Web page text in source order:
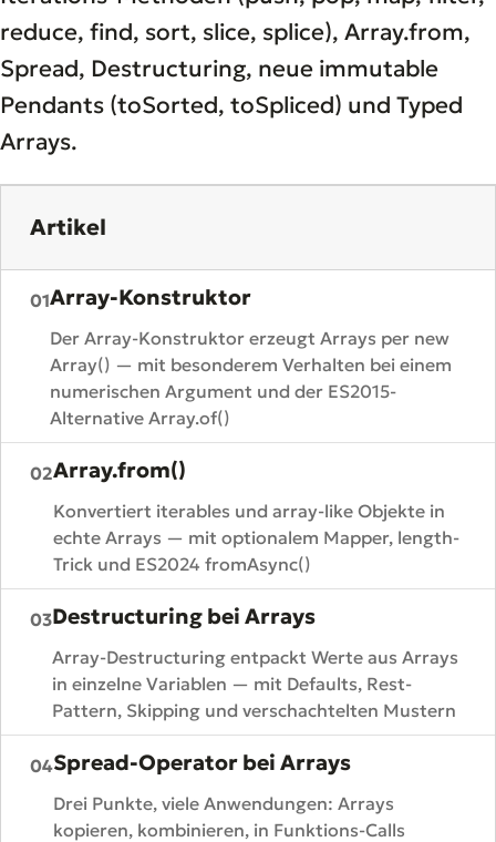
Tools
Welten
reduce, find, sort, slice, splice), Array.from,
Spread, Destructuring, neue immutable
Pendants (toSorted, toSpliced) und Typed
Arrays.
Artikel
01Array-Konstruktor
Der Array-Konstruktor erzeugt Arrays per new
Array() — mit besonderem Verhalten bei einem
numerischen Argument und der ES2015-
Alternative Array.of()
02Array.from()
Konvertiert iterables und array-like Objekte in
echte Arrays — mit optionalem Mapper, length-
Trick und ES2024 fromAsync()
03Destructuring bei Arrays
Array-Destructuring entpackt Werte aus Arrays
in einzelne Variablen — mit Defaults, Rest-
Pattern, Skipping und verschachtelten Mustern
04Spread-Operator bei Arrays
Drei Punkte, viele Anwendungen: Arrays
kopieren, kombinieren, in Funktions-Calls